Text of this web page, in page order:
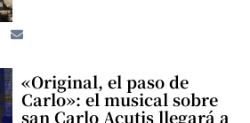
«Original, el paso de
Carlo»: el musical sobre
san Carlo Acutis llegará a